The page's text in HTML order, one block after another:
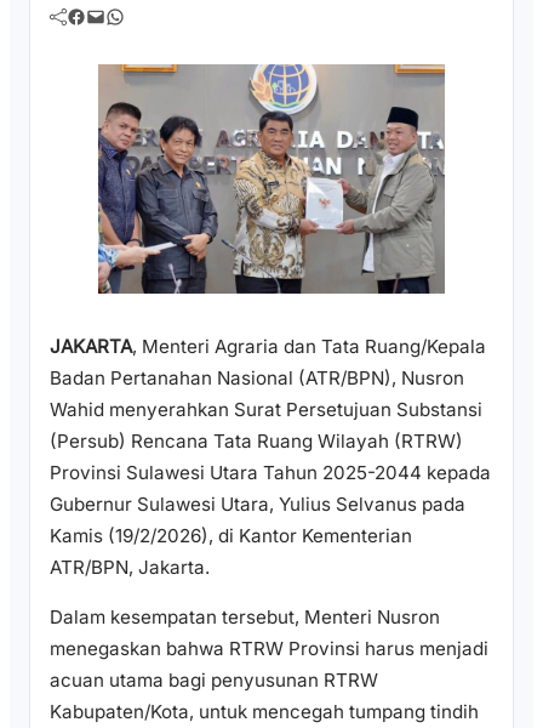
Facebook Mail WhatsApp
JAKARTA, Menteri Agraria dan Tata Ruang/Kepala
Badan Pertanahan Nasional (ATR/BPN), Nusron
Wahid menyerahkan Surat Persetujuan Substansi
(Persub) Rencana Tata Ruang Wilayah (RTRW)
Provinsi Sulawesi Utara Tahun 2025-2044 kepada
Gubernur Sulawesi Utara, Yulius Selvanus pada
Kamis (19/2/2026), di Kantor Kementerian
ATR/BPN, Jakarta.
Dalam kesempatan tersebut, Menteri Nusron
menegaskan bahwa RTRW Provinsi harus menjadi
acuan utama bagi penyusunan RTRW
Kabupaten/Kota, untuk mencegah tumpang tindih